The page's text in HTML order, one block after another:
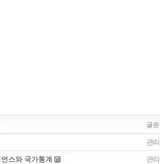
글
관
스와 국가통계 관